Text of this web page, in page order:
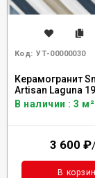
Код: УТ-00000030
Керамогранит
Artisan Laguna
В наличии : 3 м²
3 600 ₽
В